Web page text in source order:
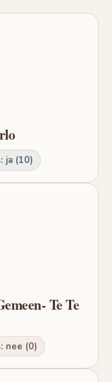
ja (10)
Te Te
nee (0)